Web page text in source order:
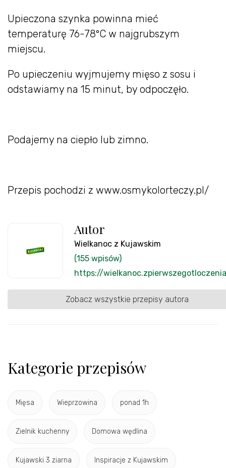
Upieczona szynka powinna mieć
temperaturę 76-78ºC w najgrubszym
miejscu.
Po upieczeniu wyjmujemy mięso z sosu i
odstawiamy na 15 minut, by odpoczęło.
Podajemy na ciepło lub zimno.
Przepis pochodzi z www.osmykolorteczy.pl/
Autor
Wielkanoc z Kujawskim
(155 wpisów)
https://
Zobacz wszystkie przepisy autora
Kategorie przepisów
Mięsa Wieprzowina ponad 1h
Zielnik kuchenny Domowa wędlina
Kujawski 3 ziarna Inspiracje z Kujawskim